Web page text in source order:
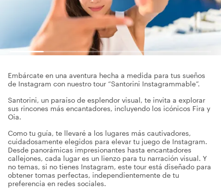
Embárcate en una aventura hecha a medida para tus sueños
de Instagram con nuestro tour “Santorini Instagrammable”.
Santorini, un paraíso de esplendor visual, te invita a explorar
sus rincones más encantadores, incluyendo los icónicos Fira y
Oia.
Como tu guía, te llevaré a los lugares más cautivadores,
cuidadosamente elegidos para elevar tu juego de Instagram.
Desde panorámicas impresionantes hasta encantadores
callejones, cada lugar es un lienzo para tu narración visual. Y
no temas, si no tienes Instagram, este tour está diseñado para
obtener tomas perfectas, independientemente de tu
preferencia en redes sociales.